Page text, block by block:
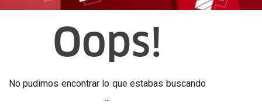
Oops!
No pudimos encontrar lo que estabas buscando
...